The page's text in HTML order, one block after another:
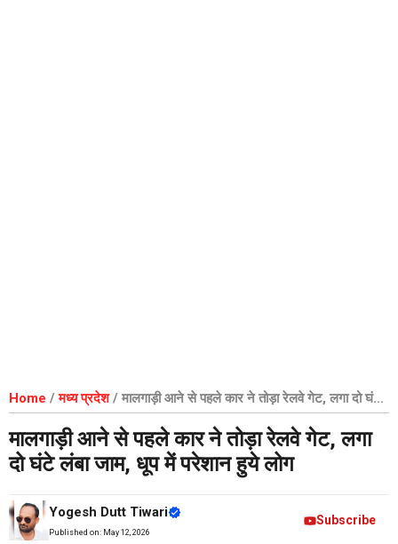
Home /मध्य प्रदेश/ मालगाड़ी आने से पहले कार ने तोड़ा रेलवे गेट, लगा दो घंटे
लंबा जाम, धूप में परेशान हुये लोग
मालगाड़ी आने से पहले कार ने तोड़ा रेलवे गेट, लगा
दो घंटे लंबा जाम, धूप में परेशान हुये लोग
Yogesh Dutt Tiwari
Published on: May 12, 2026
Subscribe